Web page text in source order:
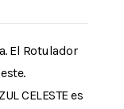
El Rotulador
CELESTE es